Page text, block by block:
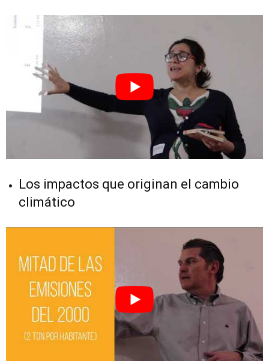
Los impactos que originan el cambio
climático